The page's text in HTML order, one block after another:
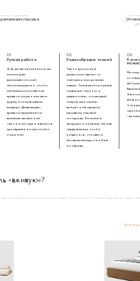
классика
классика
40
01
Ручная работа
В качестве наполнения мы
используем
высокоэластичный
пенополиуретан, чтобы
изголовье и основание
кровати сохраняли свою
форму и обеспечивали
комфорт. Далее каркас
кровати оформляется
высококачественной
тканью, которая является
одновременно прочной и
стильной.
02
Разнообразие тканей
Ткань доступна в
различных цветах: от
нейтральных до самых
смелых. Такое разнообразие
позволяет нам быть
уверенными, что каждый
покупатель сможет
выбрать материал и
расцветку под свой
интерьер. Вы можете
запросить образцы тканей
перед заказом, чтобы
убедиться, что цвет и
материал впишутся в Ваш
интерьер.
03
можно
Мы
от
фабрик
Европы
тканей
«вживую»?
подобраны самые популярные модели. Приходите и убедитесь в качестве наших
Все